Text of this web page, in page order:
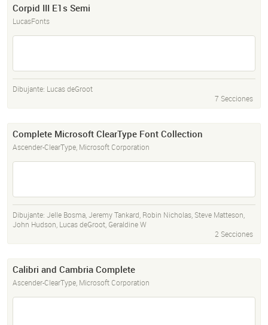
Corpid III E1s Semi
LucasFonts
Dibujante: Lucas deGroot
7 Secciones
Complete Microsoft ClearType Font Collection
Ascender-ClearType, Microsoft Corporation
Dibujante: Jelle Bosma,Jeremy Tankard, Robin Nicholas, Steve Matteson,
John Hudson, Lucas deGroot, Geraldine W
2 Secciones
Calibri and Cambria Complete
Ascender-ClearType, Microsoft Corporation